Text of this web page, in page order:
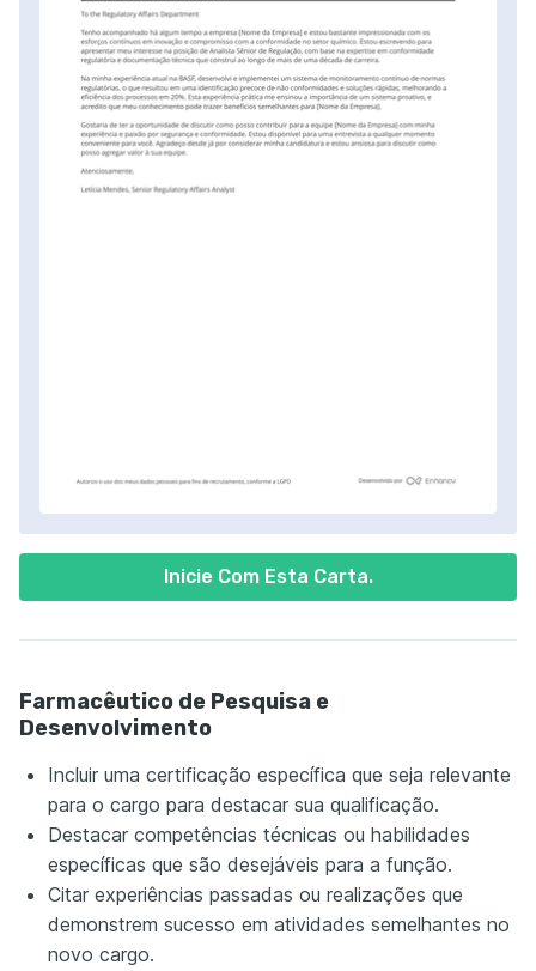
Inicie Com Esta Carta.
Farmacêutico de Pesquisa e
Desenvolvimento
Incluir uma certificação específica que seja relevante
para o cargo para destacar sua qualificação.
Destacar competências técnicas ou habilidades
específicas que são desejáveis para a função.
Citar experiências passadas ou realizações que
demonstrem sucesso em atividades semelhantes no
novo cargo.